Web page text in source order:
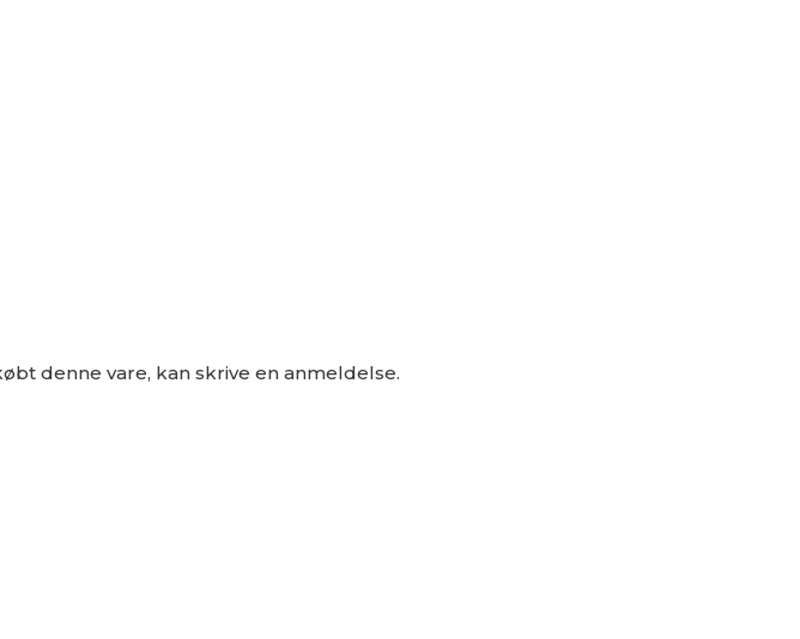
denne vare, kan skrive en anmeldelse.